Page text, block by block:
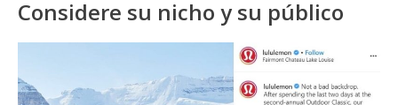
Considere su nicho y su público